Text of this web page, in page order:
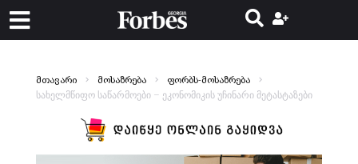
მთავარი მოსაზრება ფორბს-მოსაზრება
სახელმწიფო საწარმოები – ეკონომიკის უჩინარი მეტასტაზები